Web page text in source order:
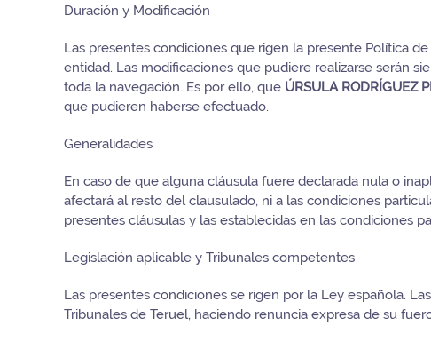
Duración y Modificación
Las presentes condiciones que rigen la presente Política
entidad. Las modificaciones que pudiere realizarse serán
toda la navegación. Es por ello, que ÚRSULA RODRÍGUEZ
que pudieren haberse efectuado.
Generalidades
En caso de que alguna cláusula fuere declarada nula o
afectará al resto del clausulado, ni a las condiciones
presentes cláusulas y las establecidas en las condiciones
Legislación aplicable y Tribunales competentes
Las presentes condiciones se rigen por la Ley española.
Tribunales de Teruel, haciendo renuncia expresa de su